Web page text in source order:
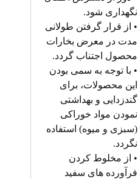
نگهداری شود.
• از قرار گرفتن طولانی
مدت در معرض بخارات
محصول اجتناب گردد.
• با توجه به سمی بودن
این محصولات، برای
گندزدایی و بهداشتی
نمودن مواد خوراکی
(سبزی و میوه) استفاده
نگردد.
• از مخلوط کردن
فرآورده های سفید